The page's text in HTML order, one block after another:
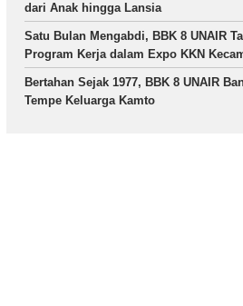
dari Anak hingga Lansia
Satu Bulan Mengabdi, BBK 8 UNAIR
Program Kerja dalam Expo KKN
Bertahan Sejak 1977, BBK 8 UNAIR
Tempe Keluarga Kamto